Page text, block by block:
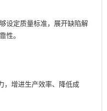
设定质量标准，展开缺陷解
性。
，增进生产效率、降低成